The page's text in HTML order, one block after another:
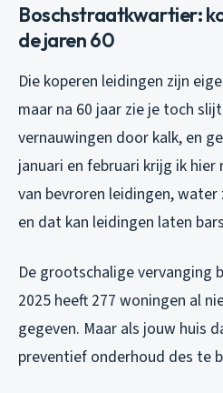
Boschstraatkwartier:
de jaren 60
Die koperen leidingen zijn
maar na 60 jaar zie je toch
vernauwingen door kalk, en
januari en februari krijg ik
van bevroren leidingen,
en dat kan leidingen laten
De grootschalige vervanging
2025 heeft 277 woningen al
gegeven. Maar als jouw huis
preventief onderhoud des te